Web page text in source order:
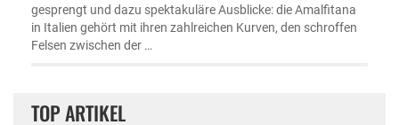
gesprengt und dazu spektakuläre Ausblicke: die Amalfitana
in Italien gehört mit ihren zahlreichen Kurven, den schroffen
Felsen zwischen der …
TOP ARTIKEL